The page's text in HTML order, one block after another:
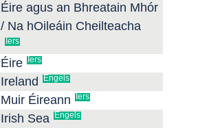
Éire agus an Bhreatain Mhór
/ Na hOileáin Cheilteacha
Iers
Éire Iers
Ireland Engels
Muir Éireann Iers
Irish Sea Engels